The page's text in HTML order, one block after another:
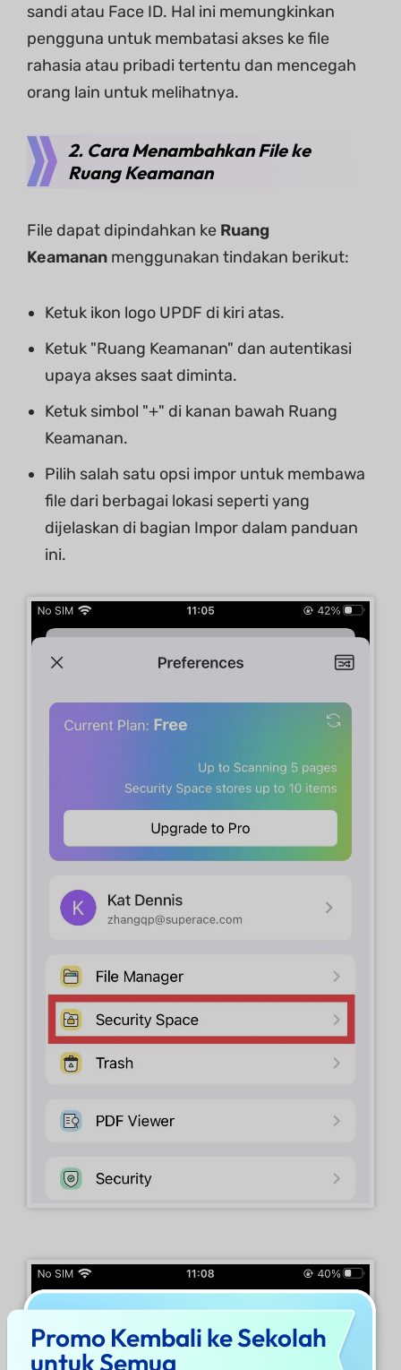
sandi atau Face ID. Hal ini memungkinkan
pengguna untuk membatasi akses ke file
rahasia atau pribadi tertentu dan mencegah
orang lain untuk melihatnya.
2. Cara Menambahkan File ke
Ruang Keamanan
File dapat dipindahkan ke Ruang
Keamanan menggunakan tindakan berikut:
Ketuk ikon logo UPDF di kiri atas.
Ketuk "Ruang Keamanan" dan autentikasi
upaya akses saat diminta.
Ketuk simbol "+" di kanan bawah Ruang
Keamanan.
Pilih salah satu opsi impor untuk membawa
file dari berbagai lokasi seperti yang
dijelaskan di bagian Impor dalam panduan
ini.
Promo Kembali ke Sekolah
untuk Semua